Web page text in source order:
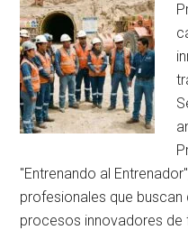
"Entrenando al
profesionales que
procesos innovadores